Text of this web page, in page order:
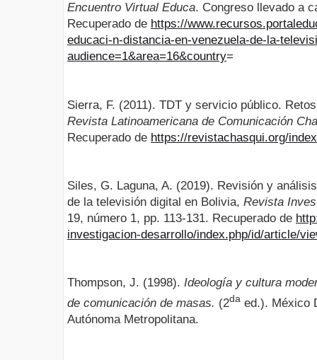
Encuentro Virtual Educa. Congreso llevado a
Recuperado de https://
educaci-n-distancia-en-venezuela-de-la-
audience=1&area=16&country=
Sierra, F. (2011). TDT y servicio público.
Revista Latinoamericana de Comunicación
Recuperado de https://revistachasqui.org/
Siles, G. Laguna, A. (2019). Revisión y
de la televisión digital en Bolivia, Revista
19, número 1, pp. 113-131. Recuperado de
investigacion-desarrollo/index.php/id/article/
Thompson, J. (1998). Ideología y cultura
de comunicación de masas. (2da ed.). México
Autónoma Metropolitana.